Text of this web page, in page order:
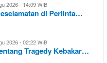
2026 - 14:09 WIB
di Perlinta…
2026 - 02:22 WIB
Tragedy Kebakar…